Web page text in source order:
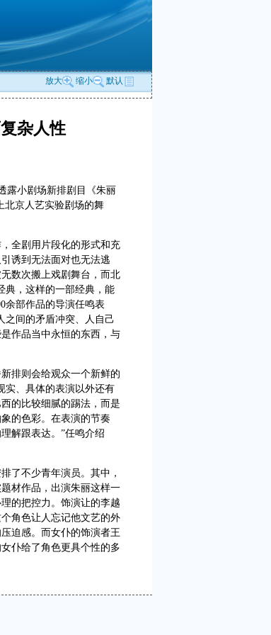
放大 缩小 默认
杂人性
小剧场新排剧目《朱丽
北京人艺实验剧场的舞
全剧用片段化的形式和充
诱到无法面对也无法逃
数次搬上戏剧舞台，而北
典，这样的一部经典，能
余部作品的导演任鸣表
之间的矛盾冲突、人自己
作品当中永恒的东西，与
排则会给观众一个新鲜的
实、具体的表演以外还有
的比较细腻的踢法，而是
的色彩。在表演的节奏
解跟表达。”任鸣介绍
不少青年演员。其中，
材作品，出演朱丽这样一
的把控力。饰演让的李越
角色让人忘记他文艺的外
迫感。而女仆的饰演者王
仆给了角色更具个性的多